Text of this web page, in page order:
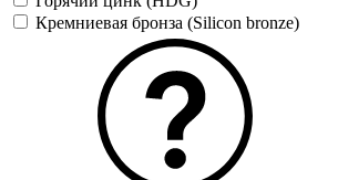
Кремниевая бронза (Silicon bronze)